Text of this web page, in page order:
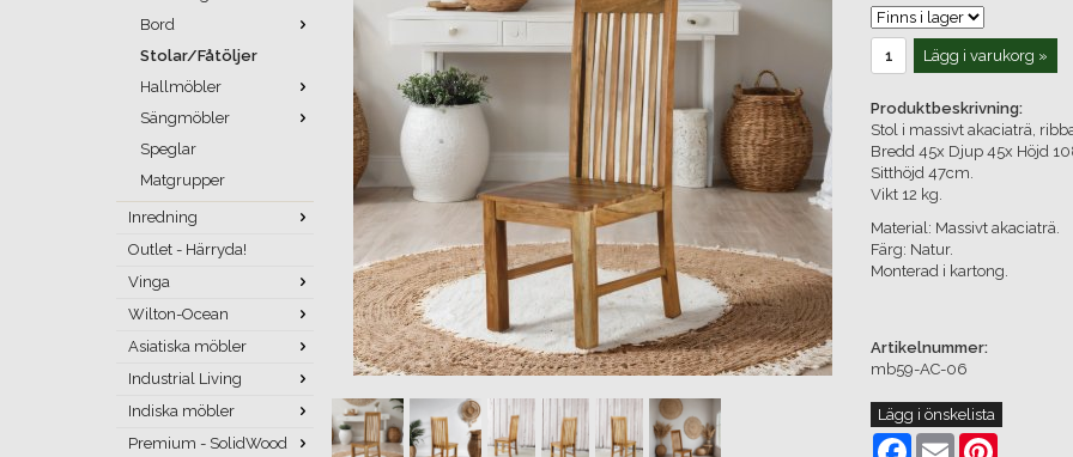
Bord
Stolar/Fåtöljer
Hallmöbler
Sängmöbler
Speglar
Matgrupper
Inredning
Outlet - Härryda!
Vinga
Wilton-Ocean
Asiatiska möbler
Industrial Living
Indiska möbler
Premium - SolidWood
Lägg i varukorg »
Produktbeskrivning:
Stol i massivt akaciaträ,
Bredd 45x Djup 45x Höjd
Sitthöjd 47cm.
Vikt 12 kg.
Material: Massivt akaciaträ.
Färg: Natur.
Monterad i kartong.
Artikelnummer:
mb59-AC-06
Lägg i önskelista
Facebook
Email